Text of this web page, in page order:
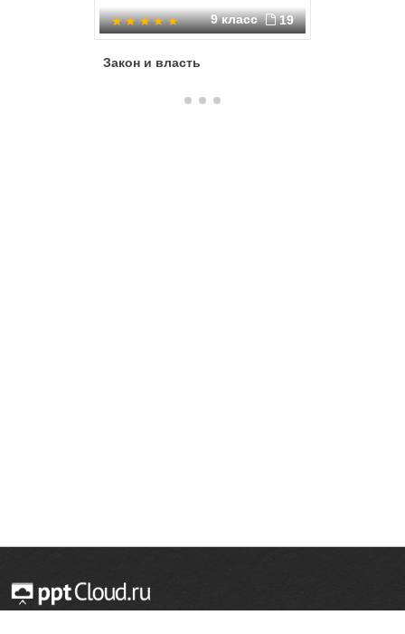
9 класс 19
Закон и власть